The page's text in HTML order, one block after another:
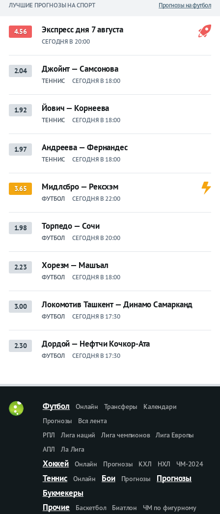
ЛУЧШИЕ ПРОГНОЗЫ НА СПОРТ Прогнозы на футбол
4.56 Экспресс дня 7 августа
СЕГОДНЯ В 20:00
2.04 Джойнт — Самсонова
ТЕННИС СЕГОДНЯ В 18:00
1.92 Йович — Корнеева
ТЕННИС СЕГОДНЯ В 18:00
1.97 Андреева — Фернандес
ТЕННИС СЕГОДНЯ В 18:00
3.65 Мидлсбро — Рексхэм
ФУТБОЛ СЕГОДНЯ В 22:00
1.98 Торпедо — Сочи
ФУТБОЛ СЕГОДНЯ В 20:00
2.23 Хорезм — Машъал
ФУТБОЛ СЕГОДНЯ В 18:00
3.00 Локомотив Ташкент — Динамо Самарканд
ФУТБОЛ СЕГОДНЯ В 17:30
2.30 Дордой — Нефтчи Кочкор-Ата
ФУТБОЛ СЕГОДНЯ В 17:30
Футбол Онлайн Трансферы
Календари
Прогнозы
Вся лента
РПЛ
Лига наций Лига чемпионов
Лига Европы
АПЛ
Ла Лига
Хоккей Онлайн Прогнозы КХЛ НХЛ ЧМ-2024
Теннис Онлайн Бои Прогнозы
Прогнозы
Букмекеры
Прочие
Баскетбол Биатлон ЧМ по фигурному